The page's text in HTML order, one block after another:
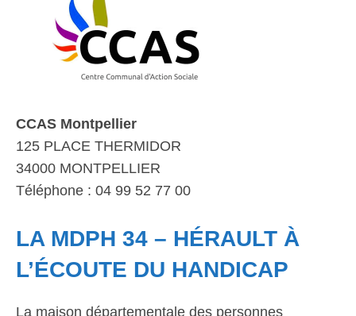
CCAS Montpellier
125 PLACE THERMIDOR
34000 MONTPELLIER
Téléphone : 04 99 52 77 00
LA MDPH 34 – HÉRAULT À
L’ÉCOUTE DU HANDICAP
La maison départementale des personnes